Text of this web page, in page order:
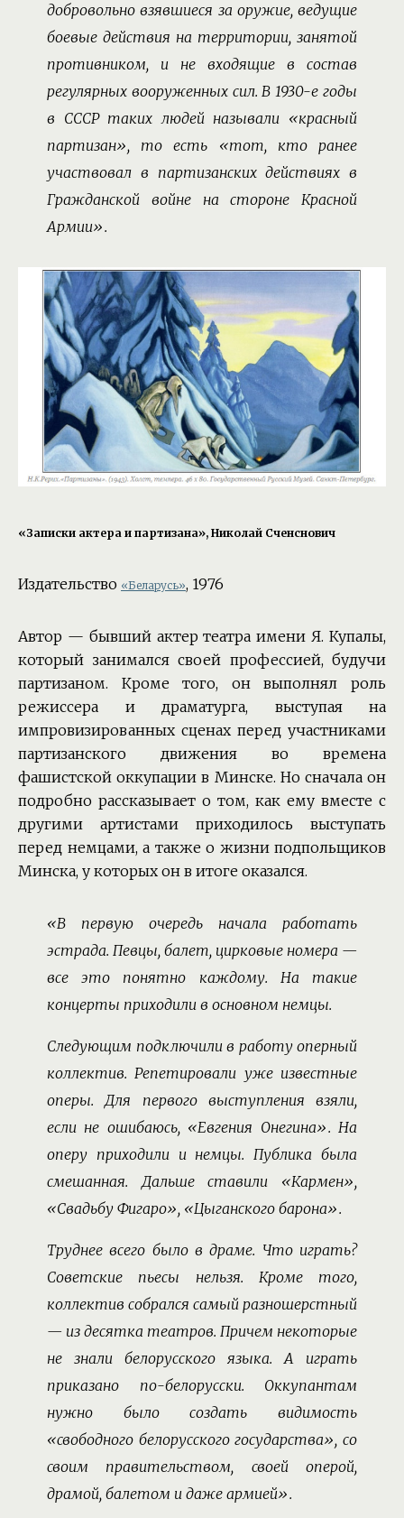
добровольно взявшиеся за оружие, ведущие
боевые действия на территории, занятой
противником, и не входящие в состав
регулярных вооруженных сил. В 1930-е годы
в СССР таких людей называли «красный
партизан», то есть «тот, кто ранее
участвовал в партизанских действиях в
Гражданской войне на стороне Красной
Армии».
«Записки актера и партизана», Николай Сченснович
Издательство «Беларусь», 1976
Автор — бывший актер театра имени Я. Купалы,
который занимался своей профессией, будучи
партизаном. Кроме того, он выполнял роль
режиссера и драматурга, выступая на
импровизированных сценах перед участниками
партизанского движения во времена
фашистской оккупации в Минске. Но сначала он
подробно рассказывает о том, как ему вместе с
другими артистами приходилось выступать
перед немцами, а также о жизни подпольщиков
Минска, у которых он в итоге оказался.
«В первую очередь начала работать
эстрада. Певцы, балет, цирковые номера —
все это понятно каждому. На такие
концерты приходили в основном немцы.
Следующим подключили в работу оперный
коллектив. Репетировали уже известные
оперы. Для первого выступления взяли,
если не ошибаюсь, «Евгения Онегина». На
оперу приходили и немцы. Публика была
смешанная. Дальше ставили «Кармен»,
«Свадьбу Фигаро», «Цыганского барона».
Труднее всего было в драме. Что играть?
Советские пьесы нельзя. Кроме того,
коллектив собрался самый разношерстный
— из десятка театров. Причем некоторые
не знали белорусского языка. А играть
приказано по-белорусски. Оккупантам
нужно было создать видимость
«свободного белорусского государства», со
своим правительством, своей оперой,
драмой, балетом и даже армией».